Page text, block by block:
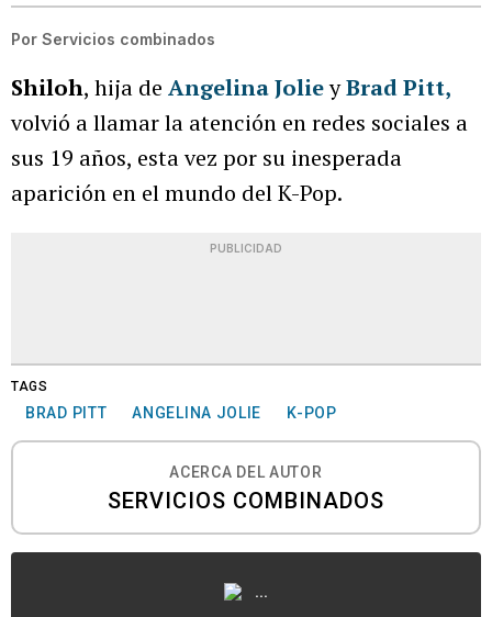
Por Servicios combinados
Shiloh, hija de Angelina JolieyBrad Pitt,
volvió a llamar la atención en redes sociales a
sus 19 años, esta vez por su inesperada
aparición en el mundo del K-Pop.
PUBLICIDAD
TAGS
BRAD PITT ANGELINA JOLIE K-POP
ACERCA DEL AUTOR
SERVICIOS COMBINADOS
...